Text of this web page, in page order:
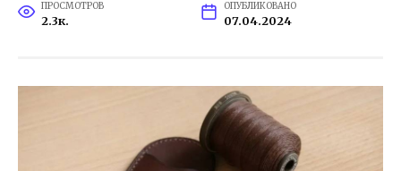
ПРОСМОТРОВ
2.3к.
ОПУБЛИКОВАНО
07.04.2024